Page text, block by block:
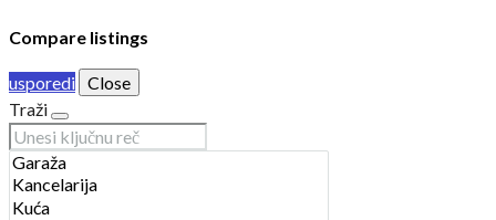
Compare listings
usporedi Close
Traži